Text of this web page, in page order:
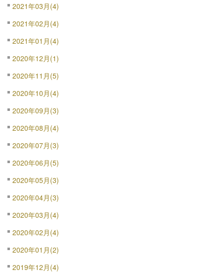
2021年03月(4)
2021年02月(4)
2021年01月(4)
2020年12月(1)
2020年11月(5)
2020年10月(4)
2020年09月(3)
2020年08月(4)
2020年07月(3)
2020年06月(5)
2020年05月(3)
2020年04月(3)
2020年03月(4)
2020年02月(4)
2020年01月(2)
2019年12月(4)